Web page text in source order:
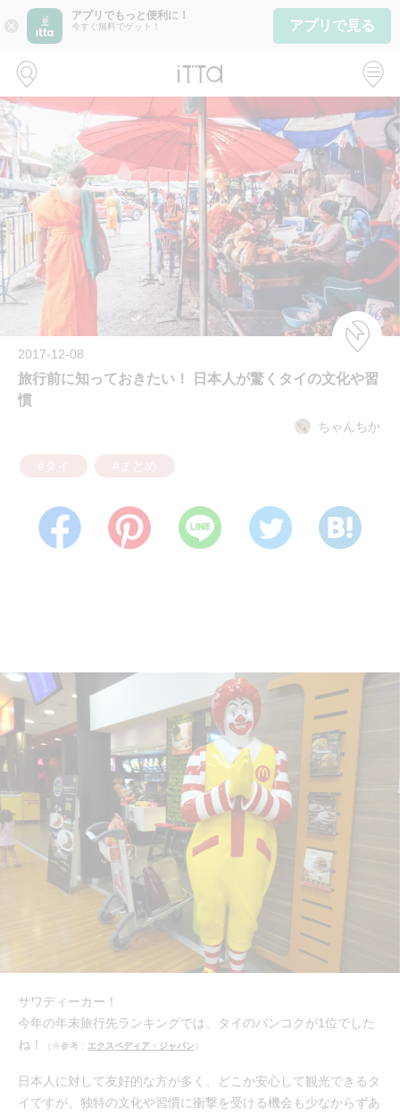
close
アプリでもっと便利に！
今すぐ無料でゲット！ アプリで見る
2017-12-08
旅行前に知っておきたい！ 日本人が驚くタイの文化や習
慣
ちゃんちか
サワディーカー！
今年の年末旅行先ランキングでは、タイのバンコクが1位でした
ね！
（※参考： エクスペディア・ジャパン）
日本人に対して友好的な方が多く、どこか安心して観光できるタ
イですが、独特の文化や習慣に衝撃を受ける機会も少なからずあ